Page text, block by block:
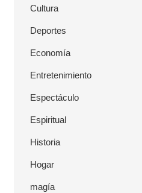
Cultura
Deportes
Economía
Entretenimiento
Espectáculo
Espiritual
Historia
Hogar
magía